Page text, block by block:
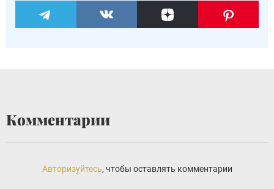
Комментарии
Авторизуйтесь, чтобы оставлять комментарии